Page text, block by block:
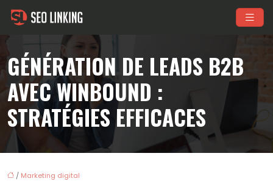
GÉNÉRATION DE LEADS B2B
AVEC WINBOUND :
STRATÉGIES EFFICACES
/ Marketing digital